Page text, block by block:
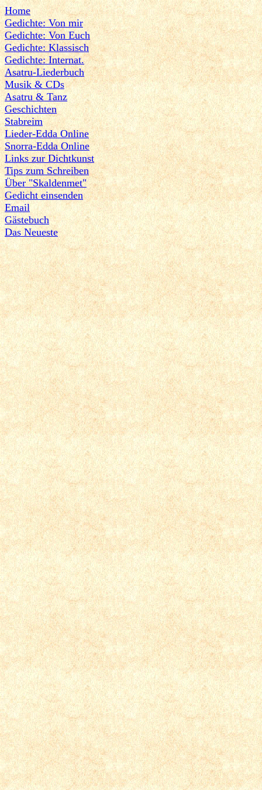
Home
Gedichte: Von mir
Gedichte: Von Euch
Gedichte: Klassisch
Gedichte: Internat.
Asatru-Liederbuch
Musik & CDs
Asatru & Tanz
Geschichten
Stabreim
Lieder-Edda Online
Snorra-Edda Online
Links zur Dichtkunst
Tips zum Schreiben
Über "Skaldenmet"
Gedicht einsenden
Email
Gästebuch
Das Neueste